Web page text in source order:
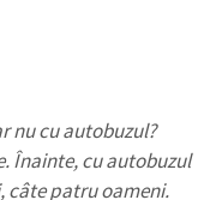
nu cu autobuzul?
Înainte, cu autobuzul
câte patru oameni.